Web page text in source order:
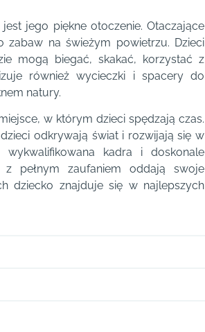
jego piękne otoczenie. Otaczające
zabaw na świeżym powietrzu. Dzieci
mogą biegać, skakać, korzystać z
również wycieczki i spacery do
natury.
w którym dzieci spędzają czas.
odkrywają świat i rozwijają się w
wykwalifikowana kadra i doskonale
pełnym zaufaniem oddają swoje
dziecko znajduje się w najlepszych